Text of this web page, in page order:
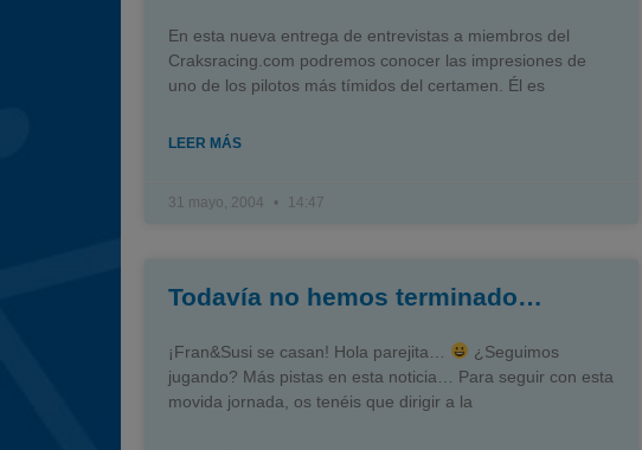
En esta nueva entrega de entrevistas a miembros del
Craksracing.com podremos conocer las impresiones de
uno de los pilotos más tímidos del certamen. Él es
LEER MÁS
31 mayo, 2004 14:47
Todavía no hemos terminado…
¡Fran&Susi se casan! Hola parejita…
¿Seguimos
jugando? Más pistas en esta noticia… Para seguir con esta
movida jornada, os tenéis que dirigir a la